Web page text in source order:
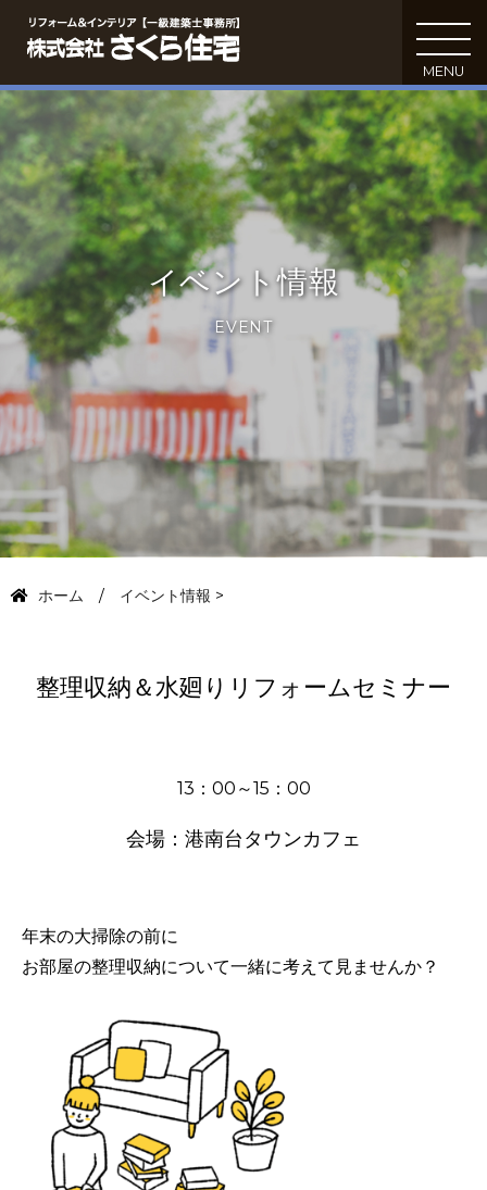
MENU
イベント情報
EVENT
ホーム イベント情報 >
整理収納＆水廻りリフォームセミナー
13：00～15：00
会場：港南台タウンカフェ
年末の大掃除の前に
お部屋の整理収納について一緒に考えて見ませんか？